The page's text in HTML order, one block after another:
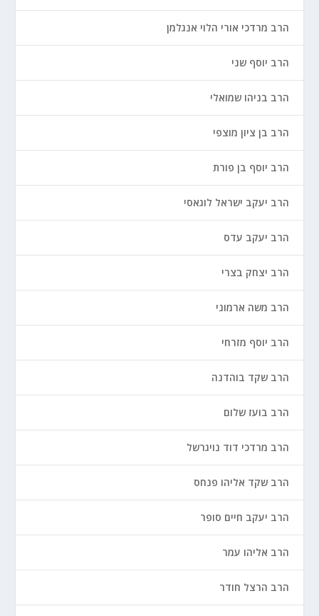
הרב מרדכי אורי הלוי אנגלמן
הרב יוסף שני
הרב בניהו שמואלי
הרב בן ציון מוצפי
הרב יוסף בן פורת
הרב יעקב ישראל לוגאסי
הרב יעקב עדס
הרב יצחק בצרי
הרב משה ארמוני
הרב יוסף מזרחי
הרב שקד בוהדנה
הרב בועז שלום
הרב מרדכי דוד נויגרשל
הרב שקד אליהו פנחס
הרב יעקב חיים סופר
הרב אליהו עמר
הרב הרצל חודר